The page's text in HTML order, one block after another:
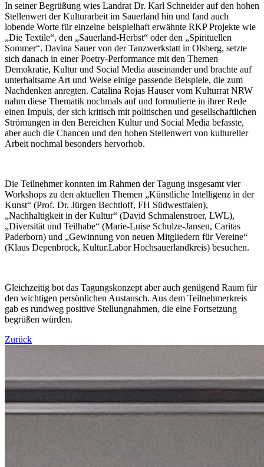
In seiner Begrüßung wies Landrat Dr. Karl Schneider auf den hohen
Stellenwert der Kulturarbeit im Sauerland hin und fand auch
lobende Worte für einzelne beispielhaft erwähnte RKP Projekte wie
„Die Textile“, den „Sauerland-Herbst“ oder den „Spirituellen
Sommer“. Davina Sauer von der Tanzwerkstatt in Olsberg, setzte
sich danach in einer Poetry-Performance mit den Themen
Demokratie, Kultur und Social Media auseinander und brachte auf
unterhaltsame Art und Weise einige passende Beispiele, die zum
Nachdenken anregten. Catalina Rojas Hauser vom Kulturrat NRW
nahm diese Thematik nochmals auf und formulierte in ihrer Rede
einen Impuls, der sich kritisch mit politischen und gesellschaftlichen
Strömungen in den Bereichen Kultur und Social Media befasste,
aber auch die Chancen und den hohen Stellenwert von kultureller
Arbeit nochmal besonders hervorhob.
Die Teilnehmer konnten im Rahmen der Tagung insgesamt vier
Workshops zu den aktuellen Themen „Künstliche Intelligenz in der
Kunst“ (Prof. Dr. Jürgen Bechtloff, FH Südwestfalen),
„Nachhaltigkeit in der Kultur“ (David Schmalenstroer, LWL),
„Diversität und Teilhabe“ (Marie-Luise Schulze-Jansen, Caritas
Paderborn) und „Gewinnung von neuen Mitgliedern für Vereine“
(Klaus Depenbrock, Kultur.Labor Hochsauerlandkreis) besuchen.
Gleichzeitig bot das Tagungskonzept aber auch genügend Raum für
den wichtigen persönlichen Austausch. Aus dem Teilnehmerkreis
gab es rundweg positive Stellungnahmen, die eine Fortsetzung
begrüßen würden.
Zurück